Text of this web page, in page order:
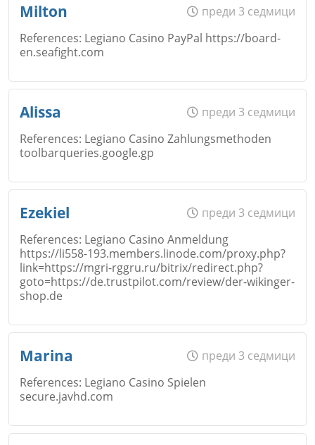
Коментар*
Email
Коментар*
Milton
преди 3 седмици
References: Legiano Casino PayPal https://board-
en.seafight.com
Email
Коментар*
Alissa
преди 3 седмици
References: Legiano Casino Zahlungsmethoden
toolbarqueries.google.gp
Email
Коментар
Ezekiel
преди 3 седмици
References: Legiano Casino Anmeldung
https://li558-193.members.linode.com/proxy.php?
link=https://mgri-rggru.ru/bitrix/redirect.php?
goto=https://de.trustpilot.com/review/der-wikinger-
shop.de
Email
Marina
преди 3 седмици
References: Legiano Casino Spielen
secure.javhd.com